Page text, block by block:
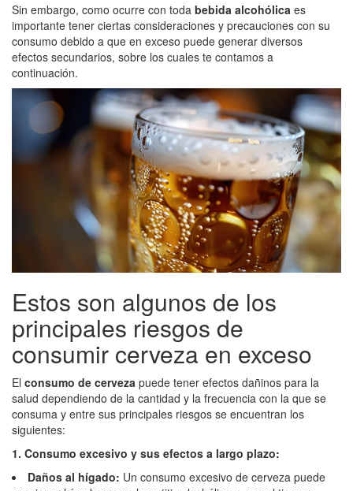
Sin embargo, como ocurre con toda bebida alcohólica es
importante tener ciertas consideraciones y precauciones con su
consumo debido a que en exceso puede generar diversos
efectos secundarios, sobre los cuales te contamos a
continuación.
Estos son algunos de los
principales riesgos de
consumir cerveza en exceso
El consumo de cerveza puede tener efectos dañinos para la
salud dependiendo de la cantidad y la frecuencia con la que se
consuma y entre sus principales riesgos se encuentran los
siguientes:
1. Consumo excesivo y sus efectos a largo plazo:
Daños al hígado: Un consumo excesivo de cerveza puede